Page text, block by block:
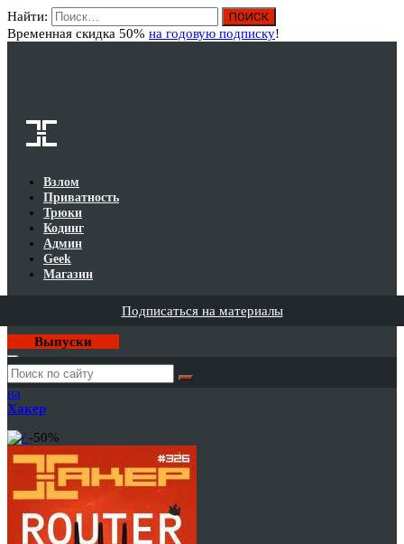
Найти:
Временная скидка 50% на годовую подписку!
Взлом
Приватность
Трюки
Кодинг
Админ
Geek
Магазин
Подписаться на материалы
Выпуски
Годовая
подписка
на
Хакер
-50%